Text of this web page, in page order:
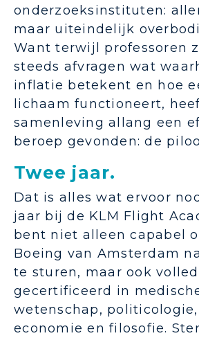
onderzoeksinstituten:
maar uiteindelijk
Want terwijl professoren
steeds afvragen wat
inflatie betekent en hoe
lichaam functioneert,
samenleving allang een
beroep gevonden: de
Twee jaar.
Dat is alles wat ervoor
jaar bij de KLM Flight
bent niet alleen capabel
Boeing van Amsterdam
te sturen, maar ook
gecertificeerd in
wetenschap,
economie en filosofie.